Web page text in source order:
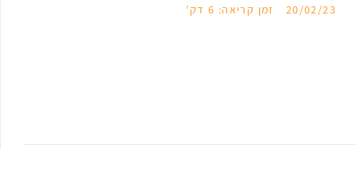
20/02/23 זמן קריאה: 6 דק'